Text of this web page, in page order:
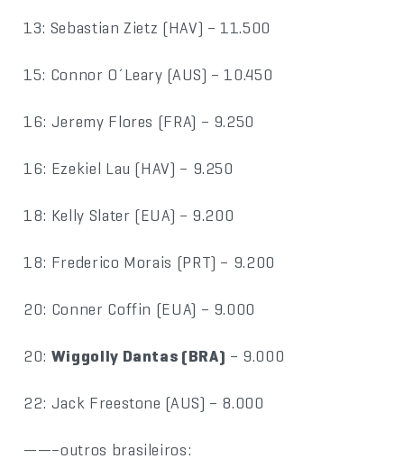
13: Sebastian Zietz (HAV) – 11.500
15: Connor O´Leary (AUS) – 10.450
16: Jeremy Flores (FRA) – 9.250
16: Ezekiel Lau (HAV) – 9.250
18: Kelly Slater (EUA) – 9.200
18: Frederico Morais (PRT) – 9.200
20: Conner Coffin (EUA) – 9.000
20: Wiggolly Dantas (BRA) – 9.000
22: Jack Freestone (AUS) – 8.000
——–outros brasileiros: